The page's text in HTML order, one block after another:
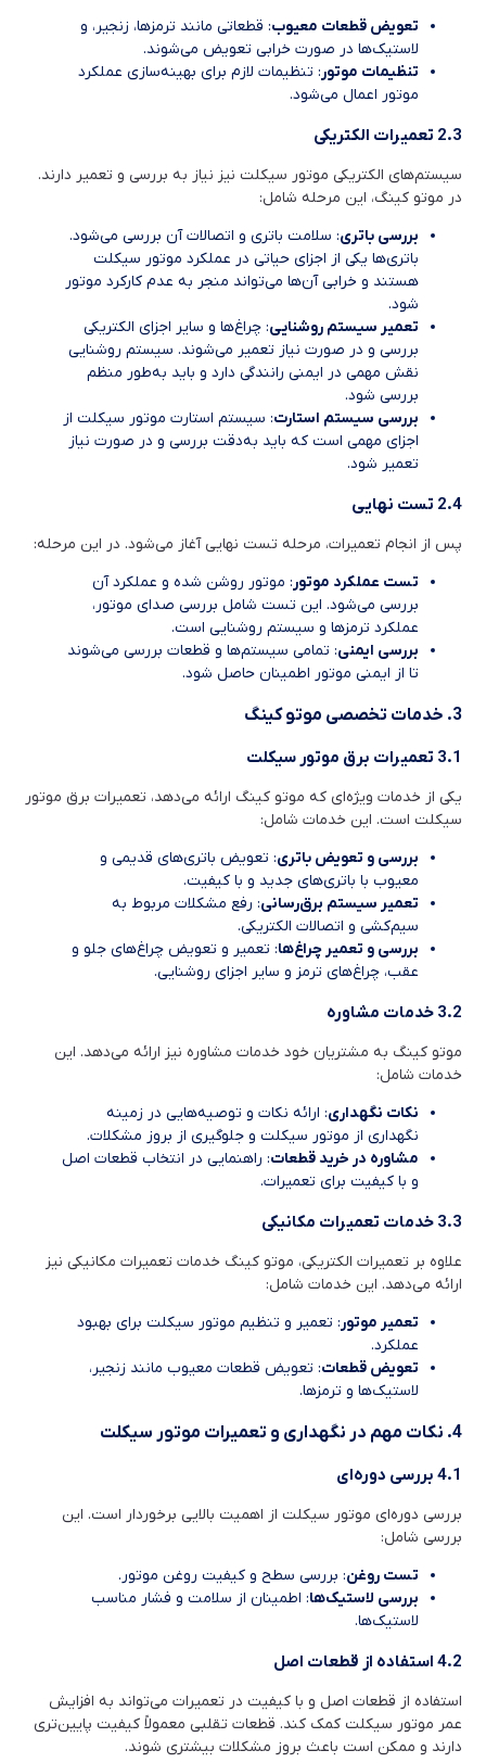
تعویض قطعات معیوب: قطعاتی مانند ترمزها، زنجیر، و
لاستیک‌ها در صورت خرابی تعویض می‌شوند.
تنظیمات موتور: تنظیمات لازم برای بهینه‌سازی عملکرد
موتور اعمال می‌شود.
2.3 تعمیرات الکتریکی
سیستم‌های الکتریکی موتور سیکلت نیز نیاز به بررسی و تعمیر دارند.
در موتو کینگ، این مرحله شامل:
بررسی باتری: سلامت باتری و اتصالات آن بررسی می‌شود.
باتری‌ها یکی از اجزای حیاتی در عملکرد موتور سیکلت
هستند و خرابی آن‌ها می‌تواند منجر به عدم کارکرد موتور
شود.
تعمیر سیستم روشنایی: چراغ‌ها و سایر اجزای الکتریکی
بررسی و در صورت نیاز تعمیر می‌شوند. سیستم روشنایی
نقش مهمی در ایمنی رانندگی دارد و باید به‌طور منظم
بررسی شود.
بررسی سیستم استارت: سیستم استارت موتور سیکلت از
اجزای مهمی است که باید به‌دقت بررسی و در صورت نیاز
تعمیر شود.
2.4 تست نهایی
پس از انجام تعمیرات، مرحله تست نهایی آغاز می‌شود. در این مرحله:
تست عملکرد موتور: موتور روشن شده و عملکرد آن
بررسی می‌شود. این تست شامل بررسی صدای موتور،
عملکرد ترمزها و سیستم روشنایی است.
بررسی ایمنی: تمامی سیستم‌ها و قطعات بررسی می‌شوند
تا از ایمنی موتور اطمینان حاصل شود.
3. خدمات تخصصی موتو کینگ
3.1 تعمیرات برق موتور سیکلت
یکی از خدمات ویژه‌ای که موتو کینگ ارائه می‌دهد، تعمیرات برق موتور
سیکلت است. این خدمات شامل:
بررسی و تعویض باتری: تعویض باتری‌های قدیمی و
معیوب با باتری‌های جدید و با کیفیت.
تعمیر سیستم برق‌رسانی: رفع مشکلات مربوط به
سیم‌کشی و اتصالات الکتریکی.
بررسی و تعمیر چراغ‌ها: تعمیر و تعویض چراغ‌های جلو و
عقب، چراغ‌های ترمز و سایر اجزای روشنایی.
3.2 خدمات مشاوره
موتو کینگ به مشتریان خود خدمات مشاوره نیز ارائه می‌دهد. این
خدمات شامل:
نکات نگهداری: ارائه نکات و توصیه‌هایی در زمینه
نگهداری از موتور سیکلت و جلوگیری از بروز مشکلات.
مشاوره در خرید قطعات: راهنمایی در انتخاب قطعات اصل
و با کیفیت برای تعمیرات.
3.3 خدمات تعمیرات مکانیکی
علاوه بر تعمیرات الکتریکی، موتو کینگ خدمات تعمیرات مکانیکی نیز
ارائه می‌دهد. این خدمات شامل:
تعمیر موتور: تعمیر و تنظیم موتور سیکلت برای بهبود
عملکرد.
تعویض قطعات: تعویض قطعات معیوب مانند زنجیر،
لاستیک‌ها و ترمزها.
4. نکات مهم در نگهداری و تعمیرات موتور سیکلت
4.1 بررسی دوره‌ای
بررسی دوره‌ای موتور سیکلت از اهمیت بالایی برخوردار است. این
بررسی شامل:
تست روغن: بررسی سطح و کیفیت روغن موتور.
بررسی لاستیک‌ها: اطمینان از سلامت و فشار مناسب
لاستیک‌ها.
4.2 استفاده از قطعات اصل
استفاده از قطعات اصل و با کیفیت در تعمیرات می‌تواند به افزایش
عمر موتور سیکلت کمک کند. قطعات تقلبی معمولاً کیفیت پایین‌تری
دارند و ممکن است باعث بروز مشکلات بیشتری شوند.